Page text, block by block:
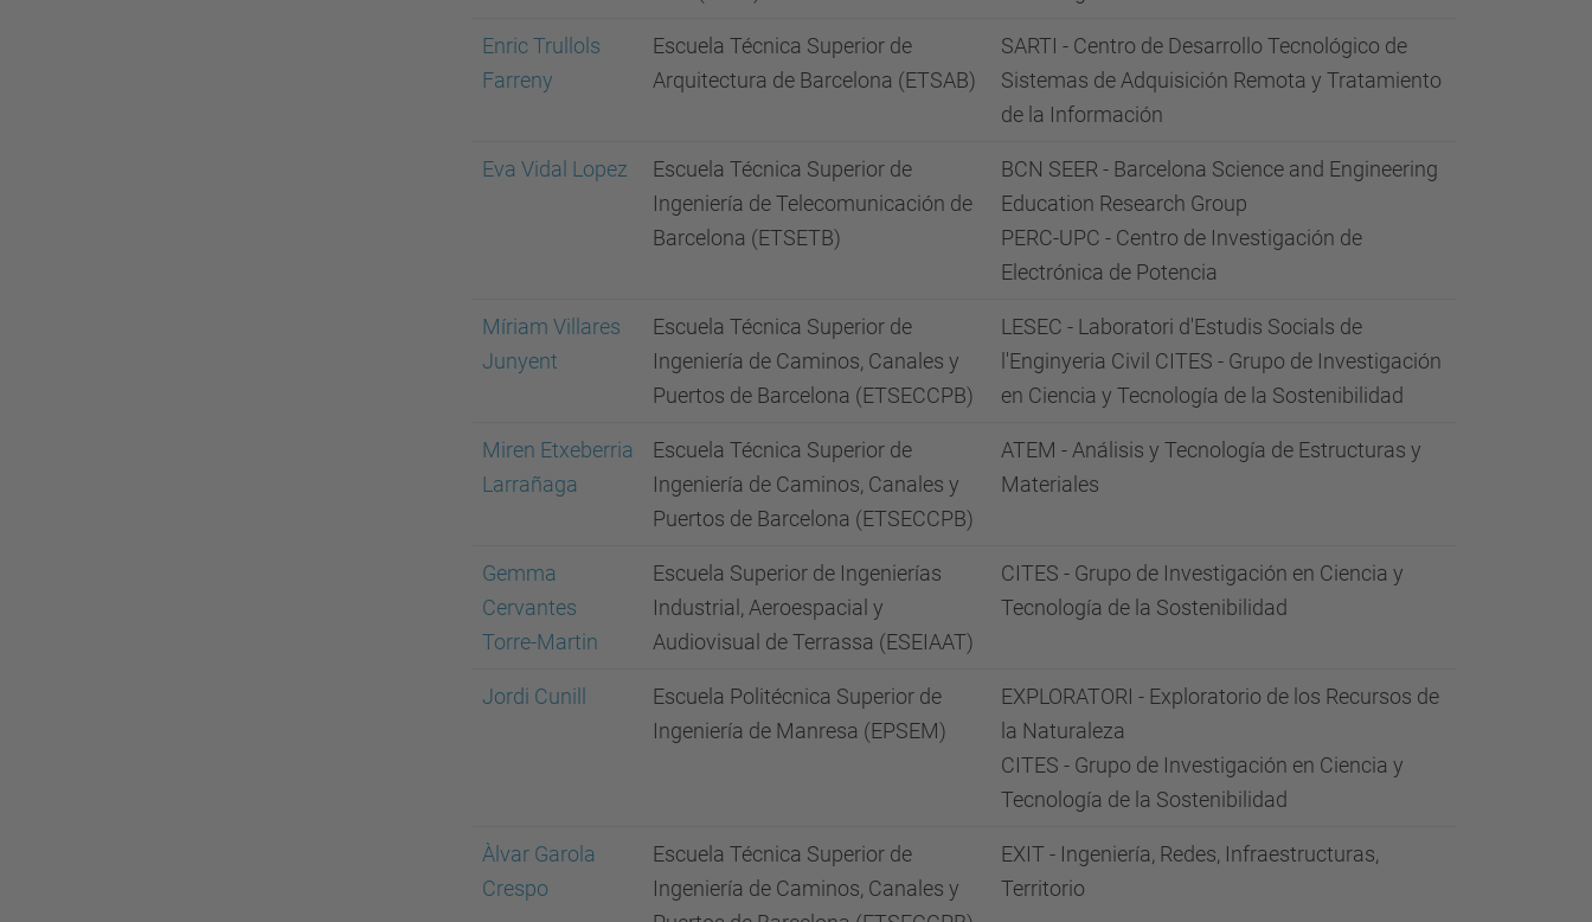
Enric Trullols
Farreny
Escuela Técnica Superior de
Arquitectura de Barcelona (ETSAB)
SARTI - Centro de Desarrollo Tecnológico de
Sistemas de Adquisición Remota y Tratamiento
de la Información
Eva Vidal Lopez
Escuela Técnica Superior de
Ingeniería de Telecomunicación de
Barcelona (ETSETB)
BCN SEER - Barcelona Science and Engineering
Education Research Group
PERC-UPC - Centro de Investigación de
Electrónica de Potencia
Míriam Villares
Junyent
Escuela Técnica Superior de
Ingeniería de Caminos, Canales y
Puertos de Barcelona (ETSECCPB)
LESEC - Laboratori d'Estudis Socials de
l'Enginyeria Civil CITES - Grupo de Investigación
en Ciencia y Tecnología de la Sostenibilidad
Miren Etxeberria
Larrañaga
Escuela Técnica Superior de
Ingeniería de Caminos, Canales y
Puertos de Barcelona (ETSECCPB)
ATEM - Análisis y Tecnología de Estructuras y
Materiales
Gemma
Cervantes
Torre-Martin
Escuela Superior de Ingenierías
Industrial, Aeroespacial y
Audiovisual de Terrassa (ESEIAAT)
CITES - Grupo de Investigación en Ciencia y
Tecnología de la Sostenibilidad
Jordi Cunill
Escuela Politécnica Superior de
Ingeniería de Manresa (EPSEM)
EXPLORATORI - Exploratorio de los Recursos de
la Naturaleza
CITES - Grupo de Investigación en Ciencia y
Tecnología de la Sostenibilidad
Àlvar Garola
Crespo
Escuela Técnica Superior de
Ingeniería de Caminos, Canales y
EXIT - Ingeniería, Redes, Infraestructuras,
Territorio